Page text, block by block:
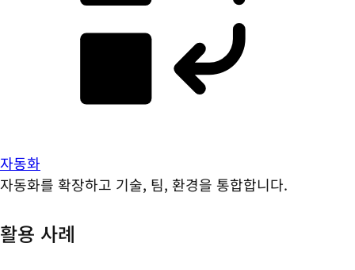
자동화
자동화를 확장하고 기술, 팀, 환경을 통합합니다.
활용 사례